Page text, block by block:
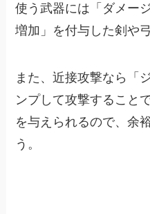
使う武器には「ダメー
増加」を付与した剣や
また、近接攻撃なら「
ンプして攻撃すること
を与えられるので、余
う。